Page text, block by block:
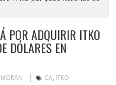
POR ADQUIRIR ITKO
DÓLARES EN
CA, ITKO